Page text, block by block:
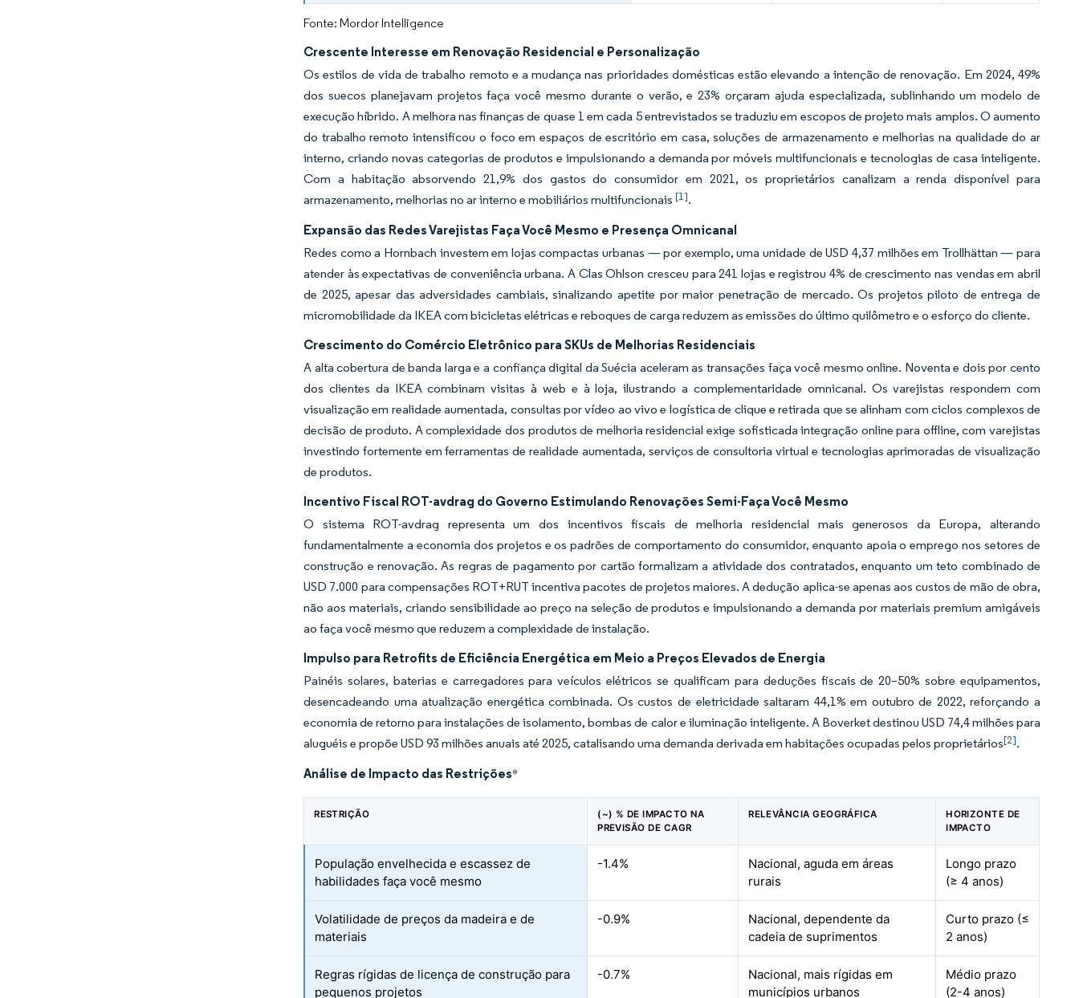
Fonte: Mordor Intelligence
Crescente Interesse em Renovação Residencial e Personalização
Os estilos de vida de trabalho remoto e a mudança nas prioridades domésticas estão elevando a intenção de renovação. Em 2024, 49%
dos suecos planejavam projetos faça você mesmo durante o verão, e 23% orçaram ajuda especializada, sublinhando um modelo de
execução híbrido. A melhora nas finanças de quase 1 em cada 5 entrevistados se traduziu em escopos de projeto mais amplos. O aumento
do trabalho remoto intensificou o foco em espaços de escritório em casa, soluções de armazenamento e melhorias na qualidade do ar
interno, criando novas categorias de produtos e impulsionando a demanda por móveis multifuncionais e tecnologias de casa inteligente.
Com a habitação absorvendo 21,9% dos gastos do consumidor em 2021, os proprietários canalizam a renda disponível para
armazenamento, melhorias no ar interno e mobiliários multifuncionais[1].
Expansão das Redes Varejistas Faça Você Mesmo e Presença Omnicanal
Redes como a Hornbach investem em lojas compactas urbanas — por exemplo, uma unidade de USD 4,37 milhões em Trollhättan — para
atender às expectativas de conveniência urbana. A Clas Ohlson cresceu para 241 lojas e registrou 4% de crescimento nas vendas em abril
de 2025, apesar das adversidades cambiais, sinalizando apetite por maior penetração de mercado. Os projetos piloto de entrega de
micromobilidade da IKEA com bicicletas elétricas e reboques de carga reduzem as emissões do último quilômetro e o esforço do cliente.
Crescimento do Comércio Eletrônico para SKUs de Melhorias Residenciais
A alta cobertura de banda larga e a confiança digital da Suécia aceleram as transações faça você mesmo online. Noventa e dois por cento
dos clientes da IKEA combinam visitas à web e à loja, ilustrando a complementaridade omnicanal. Os varejistas respondem com
visualização em realidade aumentada, consultas por vídeo ao vivo e logística de clique e retirada que se alinham com ciclos complexos de
decisão de produto. A complexidade dos produtos de melhoria residencial exige sofisticada integração online para offline, com varejistas
investindo fortemente em ferramentas de realidade aumentada, serviços de consultoria virtual e tecnologias aprimoradas de visualização
de produtos.
Incentivo Fiscal ROT-avdrag do Governo Estimulando Renovações Semi-Faça Você Mesmo
O sistema ROT-avdrag representa um dos incentivos fiscais de melhoria residencial mais generosos da Europa, alterando
fundamentalmente a economia dos projetos e os padrões de comportamento do consumidor, enquanto apoia o emprego nos setores de
construção e renovação. As regras de pagamento por cartão formalizam a atividade dos contratados, enquanto um teto combinado de
USD 7.000 para compensações ROT+RUT incentiva pacotes de projetos maiores. A dedução aplica-se apenas aos custos de mão de obra,
não aos materiais, criando sensibilidade ao preço na seleção de produtos e impulsionando a demanda por materiais premium amigáveis
ao faça você mesmo que reduzem a complexidade de instalação.
Impulso para Retrofits de Eficiência Energética em Meio a Preços Elevados de Energia
Painéis solares, baterias e carregadores para veículos elétricos se qualificam para deduções fiscais de 20–50% sobre equipamentos,
desencadeando uma atualização energética combinada. Os custos de eletricidade saltaram 44,1% em outubro de 2022, reforçando a
economia de retorno para instalações de isolamento, bombas de calor e iluminação inteligente. A Boverket destinou USD 74,4 milhões para
aluguéis e propõe USD 93 milhões anuais até 2025, catalisando uma demanda derivada em habitações ocupadas pelos proprietários[2].
Análise de Impacto das Restrições*
RESTRIÇÃO
(~) % DE IMPACTO NA
PREVISÃO DE CAGR
RELEVÂNCIA GEOGRÁFICA
HORIZONTE DE
IMPACTO
População envelhecida e escassez de
habilidades faça você mesmo
-1.4%
Nacional, aguda em áreas
rurais
Longo prazo
(≥ 4 anos)
Volatilidade de preços da madeira e de
materiais
-0.9%
Nacional, dependente da
cadeia de suprimentos
Curto prazo (≤
2 anos)
Regras rígidas de licença de construção para
pequenos projetos
-0.7%
Nacional, mais rígidas em
municípios urbanos
Médio prazo
(2-4 anos)